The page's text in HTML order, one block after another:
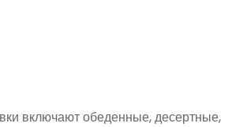
включают обеденные, десертные,